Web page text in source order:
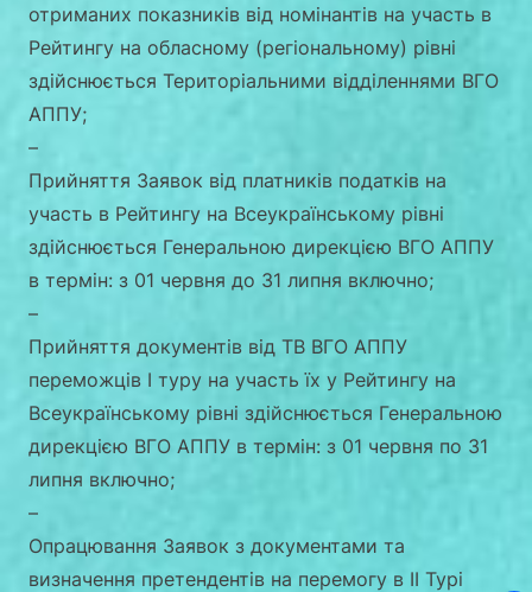
отриманих показників від номінантів на участь в
Рейтингу на обласному (регіональному) рівні
здійснюється Територіальними відділеннями ВГО
АППУ;
–
Прийняття Заявок від платників податків на
участь в Рейтингу на Всеукраїнському рівні
здійснюється Генеральною дирекцією ВГО АППУ
в термін: з 01 червня до 31 липня включно;
–
Прийняття документів від ТВ ВГО АППУ
переможців I туру на участь їх у Рейтингу на
Всеукраїнському рівні здійснюється Генеральною
дирекцією ВГО АППУ в термін: з 01 червня по 31
липня включно;
–
Опрацювання Заявок з документами та
визначення претендентів на перемогу в ІІ Турі